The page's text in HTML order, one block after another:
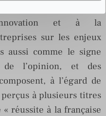
comme un
et à la
sur les enjeux
aussi comme le signe
de l’opinion, et des
à l’égard de
à plusieurs titres
« réussite à la française